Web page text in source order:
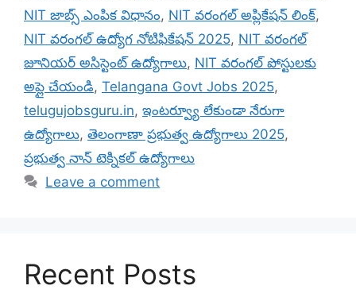
NIT జాబ్స్ ఎంపిక విధానం, NIT వరంగల్ అప్లికేషన్ లింక్,
NIT వరంగల్ ఉద్యోగ నోటిఫికేషన్ 2025, NIT వరంగల్
జూనియర్ అసిస్టెంట్ ఉద్యోగాలు, NIT వరంగల్ పోస్టులకు
అప్లై చేయండి, Telangana Govt Jobs 2025,
telugujobsguru.in, ఇంటర్వ్యూ లేకుండా నేరుగా
ఉద్యోగాలు, తెలంగాణా ప్రభుత్వ ఉద్యోగాలు 2025,
ప్రభుత్వ నాన్ టెక్నికల్ ఉద్యోగాలు
Leave a comment
Recent Posts